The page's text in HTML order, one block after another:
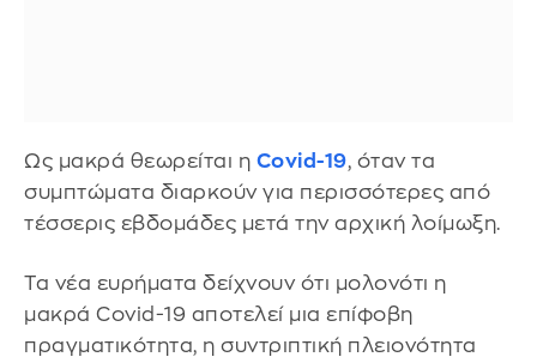
Ως μακρά θεωρείται η Covid-19, όταν τα
συμπτώματα διαρκούν για περισσότερες από
τέσσερις εβδομάδες μετά την αρχική λοίμωξη.
Τα νέα ευρήματα δείχνουν ότι μολονότι η
μακρά Covid-19 αποτελεί μια επίφοβη
πραγματικότητα, η συντριπτική πλειονότητα